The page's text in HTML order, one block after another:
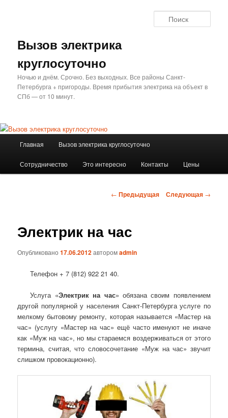
Вызов электрика
круглосуточно
Ночью и днём. Срочно. Без выходных. Все районы Санкт-
Петербурга + пригороды. Время прибытия электрика на объект в
СПб — от 10 минут.
Главная Вызов электрика круглосуточно
Сотрудничество Это интересно Контакты Цены
Навигация
← Предыдущая Следующая →
Электрик на час
Опубликовано17.06.2012авторомadmin
Телефон + 7 (812) 922 21 40.
Услуга «Электрик на час» обязана своим появлением
другой популярной у населения Санкт-Петербурга услуге по
мелкому бытовому ремонту, которая называется «Мастер на
час» (услугу «Мастер на час» ещё часто именуют не иначе
как «Муж на час», но мы стараемся воздерживаться от этого
термина, считая, что словосочетание «Муж на час» звучит
слишком провокационно).